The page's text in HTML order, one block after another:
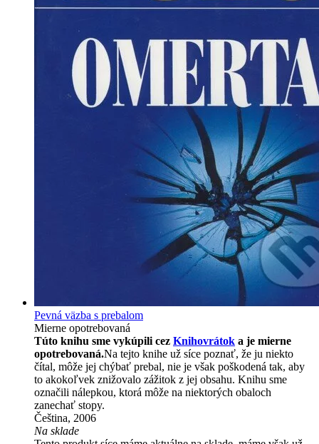
Pevná väzba s prebalom
Mierne opotrebovaná
Túto knihu sme vykúpili cez Knihovrátok a je mierne
opotrebovaná.Na tejto knihe už síce poznať, že ju niekto
čítal, môže jej chýbať prebal, nie je však poškodená tak, aby
to akokoľvek znižovalo zážitok z jej obsahu. Knihu sme
označili nálepkou, ktorá môže na niektorých obaloch
zanechať stopy.
Čeština, 2006
Na sklade